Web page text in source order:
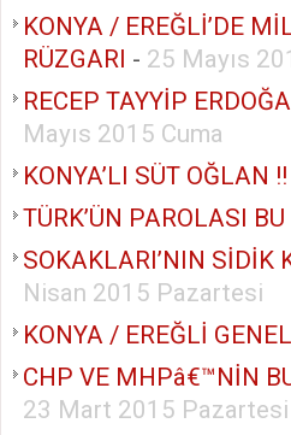
KONYA / EREĞLİ’DE
RÜZGARI - 25 Mayıs
RECEP TAYYİP
Mayıs 2015 Cuma
KONYA’LI SÜT OĞLAN !!
TÜRK’ÜN PAROLASI
SOKAKLARI’NIN SİDİK
Nisan 2015 Pazartesi
KONYA / EREĞLİ
CHP VE MHPâ€™NİN
23 Mart 2015 Pazartesi